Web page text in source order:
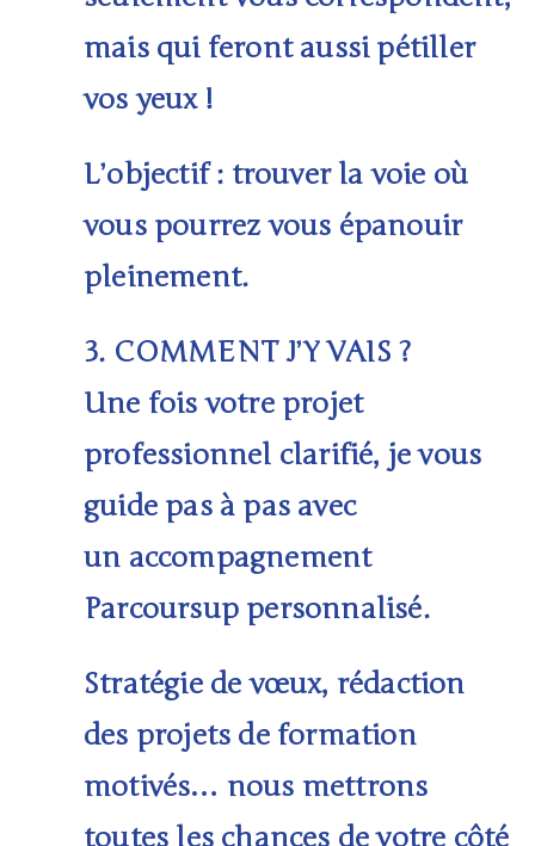
mais qui feront aussi pétiller
vos yeux!
L’objectif: trouver la voie où
vous pourrez vous épanouir
pleinement.
3. COMMENT J’Y VAIS ?
Une fois votre projet
professionnel clarifié, je vous
guide pas à pas avec
un accompagnement
Parcoursup personnalisé.
Stratégie de vœux, rédaction
des projets de formation
motivés… nous mettrons
toutes les chances de votre côté